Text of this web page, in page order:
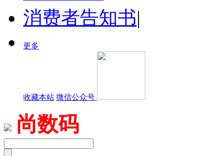
消费者告知书|
更多
收藏本站 微信公众号
尚数码